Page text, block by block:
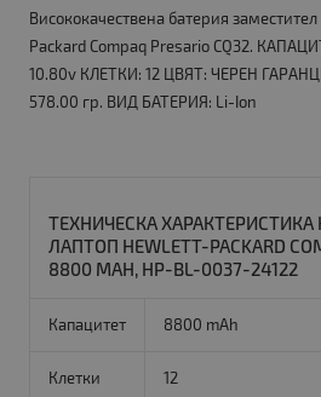
Висококачествена батерия
Packard Compaq Presario CQ32.
10.80v КЛЕТКИ: 12 ЦВЯТ: ЧЕРЕН
578.00 гр. ВИД БАТЕРИЯ: Li-Ion
ТЕХНИЧЕСКА ХАРАКТЕРИСТИКА
ЛАПТОП HEWLETT-PACKARD
8800 MAH, HP-BL-0037-24122
Капацитет 8800 mAh
Клетки 12